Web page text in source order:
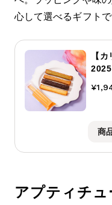
心して選べるギフトで
【
2025
商
アプティチ